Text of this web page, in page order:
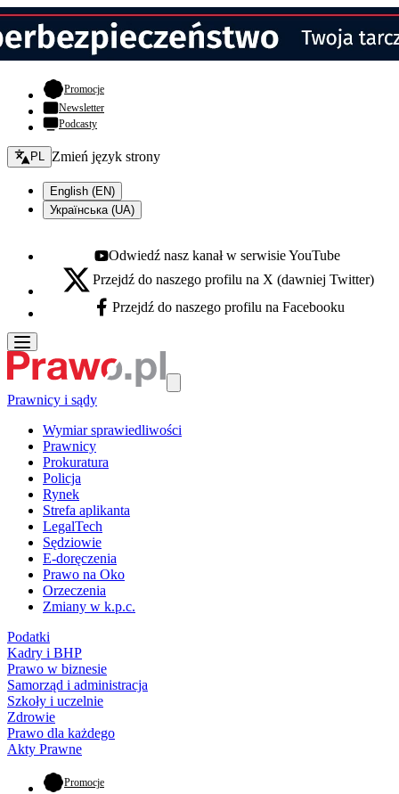
Promocje- otwiera się w nowej karcie
Newsletter
Podcasty
Zmień język - bieżący:
PL Zmień język strony
English (EN)
Українська (UA)
Youtube - otwiera się w nowej karcie
Odwiedź nasz kanał w serwisie YouTube
X - otwiera się w nowej karcie
Przejdź do naszego profilu na X (dawniej Twitter)
Facebook - otwiera się w nowej karcie
Przejdź do naszego profilu na Facebooku
Prawnicy i sądy
Wymiar sprawiedliwości
Prawnicy
Prokuratura
Policja
Rynek
Strefa aplikanta
LegalTech
Sędziowie
E-doręczenia
Prawo na Oko
Orzeczenia
Zmiany w k.p.c.
Podatki
Kadry i BHP
Prawo w biznesie
Samorząd i administracja
Szkoły i uczelnie
Zdrowie
Prawo dla każdego
Akty Prawne
Promocje- otwiera się w nowej karcie